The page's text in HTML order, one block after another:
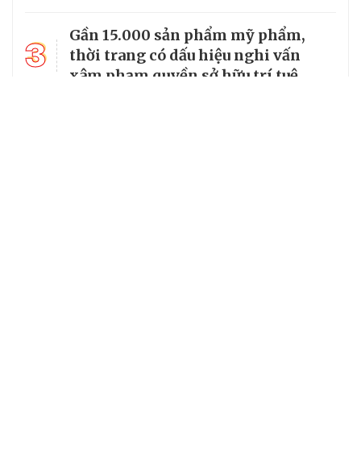
3
Gần 15.000 sản phẩm mỹ phẩm,
thời trang có dấu hiệu nghi vấn
xâm phạm quyền sở hữu trí tuệ